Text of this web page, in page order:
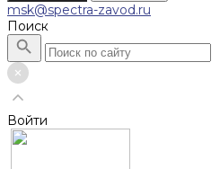
msk@spectra-zavod.ru
Поиск
Войти